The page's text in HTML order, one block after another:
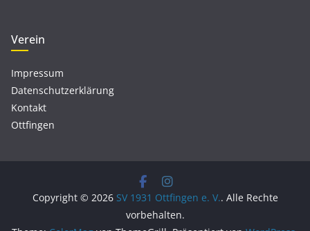
Verein
Impressum
Datenschutzerklärung
Kontakt
Ottfingen
Copyright © 2026 SV 1931 Ottfingen e. V.. Alle Rechte
vorbehalten.